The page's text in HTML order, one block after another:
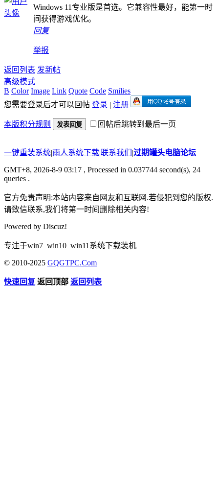
Windows 11专业版是首选。它兼容性最好，能第一时
间获得游戏优化。
回复
举报
返回列表 发新帖
高级模式
B Color Image Link Quote Code Smilies
您需要登录后才可以回帖 登录 | 注册
本版积分规则 发表回复 回帖后跳转到最后一页
一键重装系统|雨人系统下载|联系我们 |过期罐头电脑论坛
GMT+8, 2026-8-9 03:17 , Processed in 0.037744 second(s), 24
queries .
官方免责声明:本站内容来自网友和互联网.若侵犯到您的版权.
请致信联系,我们将第一时间删除相关内容!
Powered by Discuz!
专注于win7_win10_win11系统下载装机
© 2010-2025 GQGTPC.Com
快速回复 返回顶部 返回列表